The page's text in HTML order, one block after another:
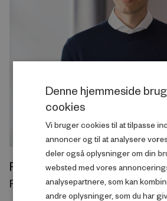
Rasmus Landersø
Forskningschef, Velfærd
Denne hjemmeside
cookies
Vi bruger cookies til at tilpasse
annoncer og til at analysere
deler også oplysninger om din
websted med vores
analysepartnere, som kan
andre oplysninger, som du har